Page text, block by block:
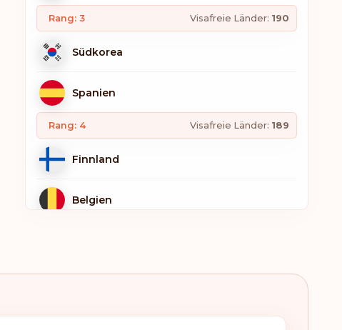
Rang: 3 Visafreie Länder: 190
Südkorea
Spanien
Rang: 4 Visafreie Länder: 189
Finnland
Belgien